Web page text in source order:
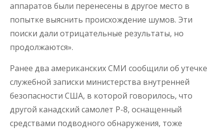
аппаратов были перенесены в другое место в
попытке выяснить происхождение шумов. Эти
поиски дали отрицательные результаты, но
продолжаются».
Ранее два американских СМИ сообщили об утечке
служебной записки министерства внутренней
безопасности США, в которой говорилось, что
другой канадский самолет P-8, оснащенный
средствами подводного обнаружения, тоже